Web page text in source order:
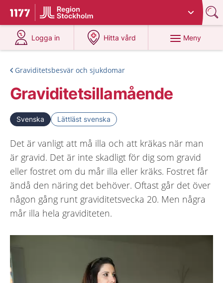
Till startsidan för 1177
Du har valt region
Logga in
på 1177.se
Hitta vård
på 1177.se
Meny
Graviditetsbesvär och sjukdomar
Graviditetsillamående
Svenska Lättläst svenska
Det är vanligt att må illa och att kräkas när man
är gravid. Det är inte skadligt för dig som gravid
eller fostret om du mår illa eller kräks. Fostret får
ändå den näring det behöver. Oftast går det över
någon gång runt graviditetsvecka 20. Men några
mår illa hela graviditeten.